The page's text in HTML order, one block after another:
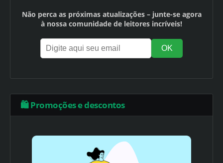
Não perca as próximas atualizações – junte-se agora
à nossa comunidade de leitores incríveis!
🛍️ Promoções e descontos